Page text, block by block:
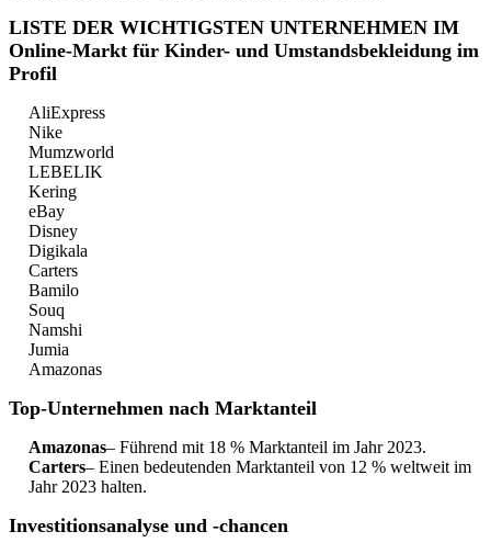
LISTE DER WICHTIGSTEN UNTERNEHMEN IM
Online-Markt für Kinder- und Umstandsbekleidung im
Profil
AliExpress
Nike
Mumzworld
LEBELIK
Kering
eBay
Disney
Digikala
Carters
Bamilo
Souq
Namshi
Jumia
Amazonas
Top-Unternehmen nach Marktanteil
Amazonas– Führend mit 18 % Marktanteil im Jahr 2023.
Carters– Einen bedeutenden Marktanteil von 12 % weltweit im
Jahr 2023 halten.
Investitionsanalyse und -chancen